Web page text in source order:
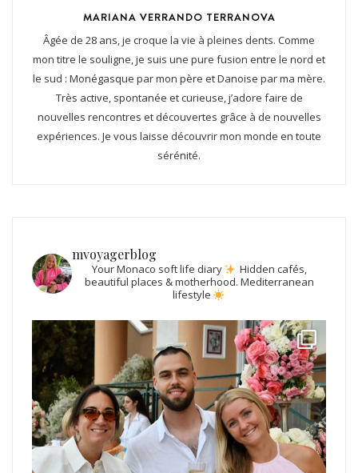
MARIANA VERRANDO TERRANOVA
Âgée de 28 ans, je croque la vie à pleines dents. Comme
mon titre le souligne, je suis une pure fusion entre le nord et
le sud : Monégasque par mon père et Danoise par ma mère.
Très active, spontanée et curieuse, j’adore faire de
nouvelles rencontres et découvertes grâce à de nouvelles
expériences. Je vous laisse découvrir mon monde en toute
sérénité.
mvoyagerblog
Your Monaco soft life diary
Hidden cafés,
beautiful places & motherhood. Mediterranean
lifestyle